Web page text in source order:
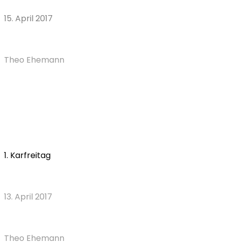
15. April 2017
Theo Ehemann
1. Karfreitag
13. April 2017
Theo Ehemann